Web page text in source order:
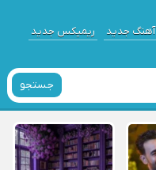
آهنگ جدید ریمیکس جدید
جستجو